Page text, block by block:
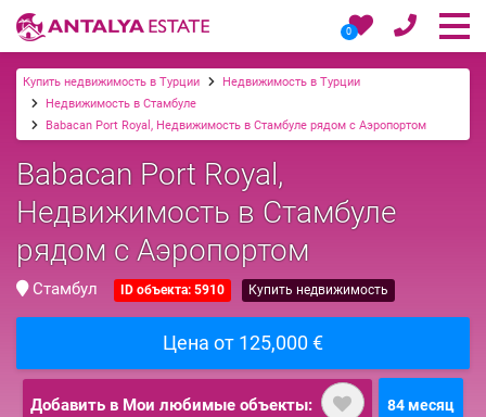
0
Купить недвижимость в Турции
Недвижимость в Турции
Недвижимость в Стамбуле
Babacan Port Royal, Недвижимость в Стамбуле рядом с Аэропортом
Babacan Port Royal,
Недвижимость в Стамбуле
рядом с Аэропортом
Стамбул ID объекта: 5910 Купить недвижимость
Цена от 125,000 €
Добавить в Мои любимые объекты: 84 месяц